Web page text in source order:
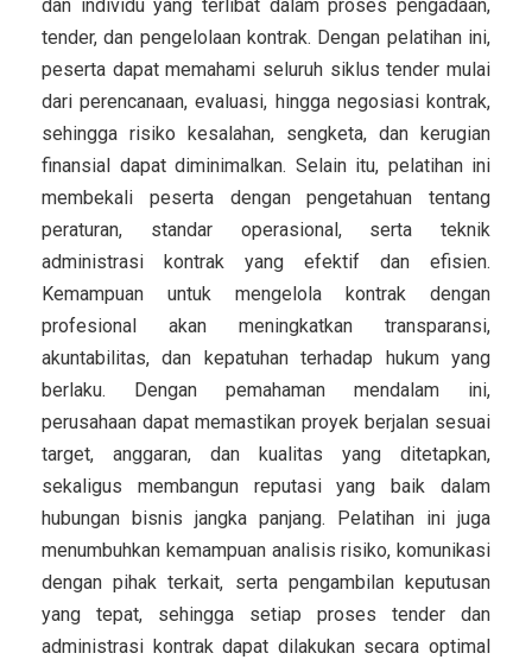
dan individu yang terlibat dalam proses pengadaan,
tender, dan pengelolaan kontrak. Dengan pelatihan ini,
peserta dapat memahami seluruh siklus tender mulai
dari perencanaan, evaluasi, hingga negosiasi kontrak,
sehingga risiko kesalahan, sengketa, dan kerugian
finansial dapat diminimalkan. Selain itu, pelatihan ini
membekali peserta dengan pengetahuan tentang
peraturan, standar operasional, serta teknik
administrasi kontrak yang efektif dan efisien.
Kemampuan untuk mengelola kontrak dengan
profesional akan meningkatkan transparansi,
akuntabilitas, dan kepatuhan terhadap hukum yang
berlaku. Dengan pemahaman mendalam ini,
perusahaan dapat memastikan proyek berjalan sesuai
target, anggaran, dan kualitas yang ditetapkan,
sekaligus membangun reputasi yang baik dalam
hubungan bisnis jangka panjang. Pelatihan ini juga
menumbuhkan kemampuan analisis risiko, komunikasi
dengan pihak terkait, serta pengambilan keputusan
yang tepat, sehingga setiap proses tender dan
administrasi kontrak dapat dilakukan secara optimal